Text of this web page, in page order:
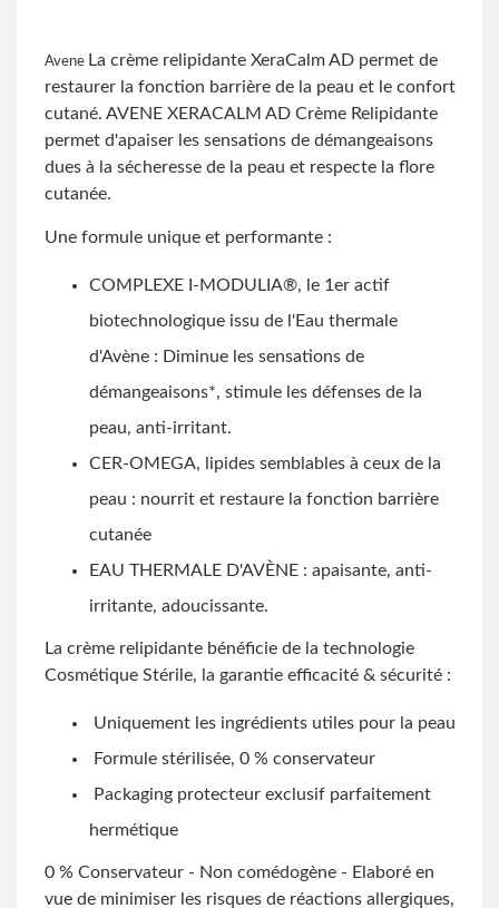
Avene La crème relipidante XeraCalm AD permet de
restaurer la fonction barrière de la peau et le confort
cutané. AVENE XERACALM AD Crème Relipidante
permet d'apaiser les sensations de démangeaisons
dues à la sécheresse de la peau et respecte la flore
cutanée.
Une formule unique et performante :
COMPLEXE I-MODULIA®, le 1er actif
biotechnologique issu de l'Eau thermale
d'Avène : Diminue les sensations de
démangeaisons*, stimule les défenses de la
peau, anti-irritant.
CER-OMEGA, lipides semblables à ceux de la
peau : nourrit et restaure la fonction barrière
cutanée
EAU THERMALE D'AVÈNE : apaisante, anti-
irritante, adoucissante.
La crème relipidante bénéficie de la technologie
Cosmétique Stérile, la garantie efficacité & sécurité :
Uniquement les ingrédients utiles pour la peau
Formule stérilisée, 0 % conservateur
Packaging protecteur exclusif parfaitement
hermétique
0 % Conservateur - Non comédogène - Elaboré en
vue de minimiser les risques de réactions allergiques,